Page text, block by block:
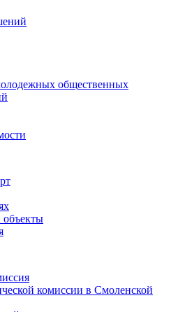
общественных
комиссии в Смоленской